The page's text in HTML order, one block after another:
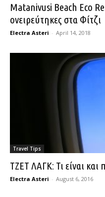
Matanivusi Beach Eco
ονειρεύτηκες στα Φίτζι
Electra Asteri - April 14, 2018
Travel Tips
ΤΖΕΤ ΛΑΓΚ: Τι είναι και
Electra Asteri - August 6, 2016